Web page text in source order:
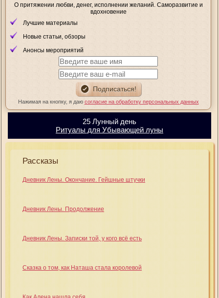
О притяжении любви, денег, исполнении желаний. Саморазвитие и
вдохновение
Лучшие материалы
Новые статьи, обзоры
Анонсы мероприятий
Нажимая на кнопку, я даю согласие на обработку персональных данных
25 Лунный день
Ритуалы для Убывающей луны
Рассказы
Дневник Лены. Окончание. Гейшные штучки
Дневник Лены. Продолжение
Дневник Лены. Записки той, у кого всё есть
Сказка о том, как Наташа стала королевой